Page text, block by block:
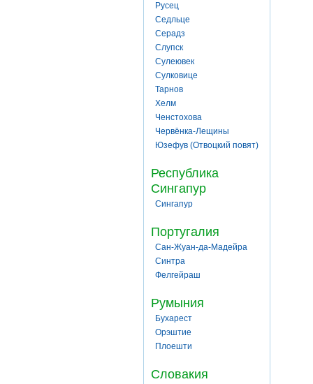
Русец
Седльце
Серадз
Слупск
Сулеювек
Сулковице
Тарнов
Хелм
Ченстохова
Червёнка-Лещины
Юзефув (Отвоцкий повят)
Республика
Сингапур
Сингапур
Португалия
Сан-Жуан-да-Мадейра
Синтра
Фелгейраш
Румыния
Бухарест
Орэштие
Плоешти
Словакия